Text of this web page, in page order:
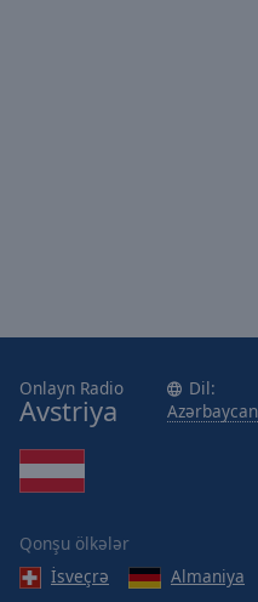
Font
Family
Done
Close
Onlayn Radio
Avstriya
Dil:
Qonşu ölkələr
İsveçrə
Almaniya